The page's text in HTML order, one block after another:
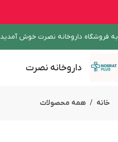
به فروشگاه داروخانه نصرت خوش آمدید
داروخانه نصرت
خانه همه محصولات